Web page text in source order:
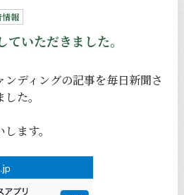
報
いただきました。
ディングの記事を毎日新聞さ
た。
ます。